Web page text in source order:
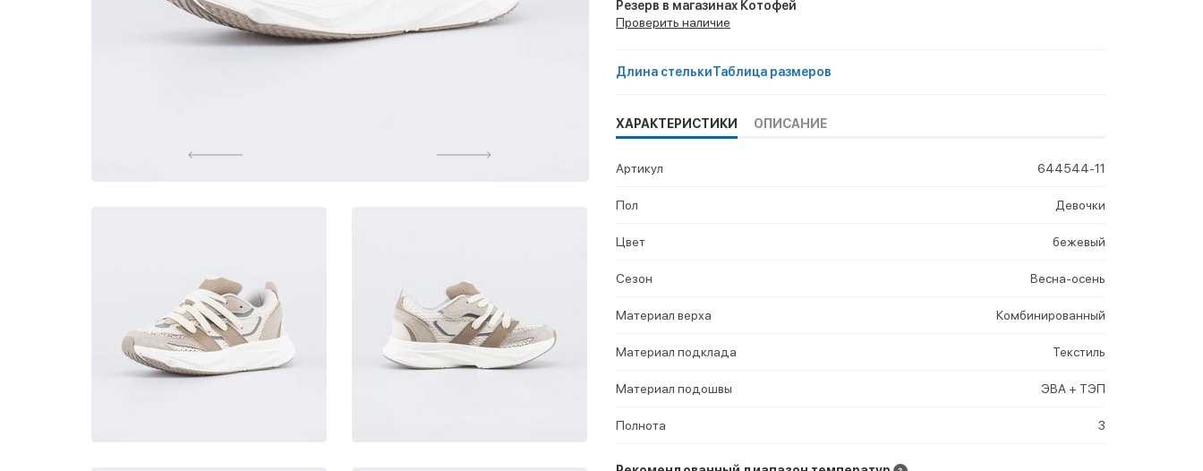
Резерв в магазинах Котофей
Проверить наличие
Длина стелькиТаблица размеров
ХАРАКТЕРИСТИКИ ОПИСАНИЕ
Артикул 644544-11
Пол Девочки
Цвет бежевый
Сезон Весна-осень
Материал верха Комбинированный
Материал подклада Текстиль
Материал подошвы ЭВА + ТЭП
Полнота 3